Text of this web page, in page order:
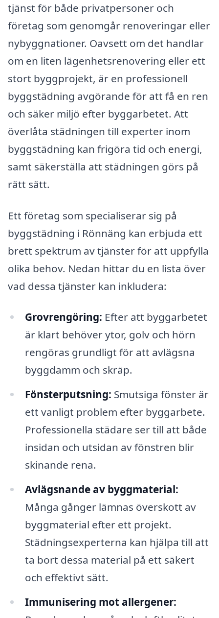
tjänst för både privatpersoner och
företag som genomgår renoveringar eller
nybyggnationer. Oavsett om det handlar
om en liten lägenhetsrenovering eller ett
stort byggprojekt, är en professionell
byggstädning avgörande för att få en ren
och säker miljö efter byggarbetet. Att
överlåta städningen till experter inom
byggstädning kan frigöra tid och energi,
samt säkerställa att städningen görs på
rätt sätt.
Ett företag som specialiserar sig på
byggstädning i Rönnäng kan erbjuda ett
brett spektrum av tjänster för att uppfylla
olika behov. Nedan hittar du en lista över
vad dessa tjänster kan inkludera:
Grovrengöring: Efter att byggarbetet
är klart behöver ytor, golv och hörn
rengöras grundligt för att avlägsna
byggdamm och skräp.
Fönsterputsning: Smutsiga fönster är
ett vanligt problem efter byggarbete.
Professionella städare ser till att både
insidan och utsidan av fönstren blir
skinande rena.
Avlägsnande av byggmaterial:
Många gånger lämnas överskott av
byggmaterial efter ett projekt.
Städningsexperterna kan hjälpa till att
ta bort dessa material på ett säkert
och effektivt sätt.
Immunisering mot allergener: